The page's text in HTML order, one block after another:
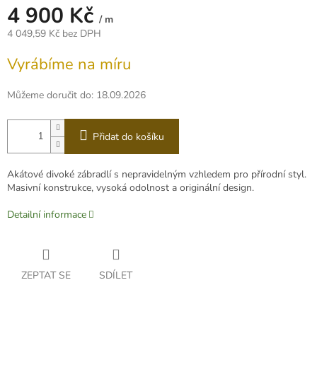
4 900 Kč / m
4 049,59 Kč bez DPH
cena:
Vyrábíme na míru
Můžeme doručit do: 18.09.2026
Přidat do košíku
Akátové divoké zábradlí s nepravidelným vzhledem pro přírodní styl.
Masivní konstrukce, vysoká odolnost a originální design.
Detailní informace
ZEPTAT SE SDÍLET